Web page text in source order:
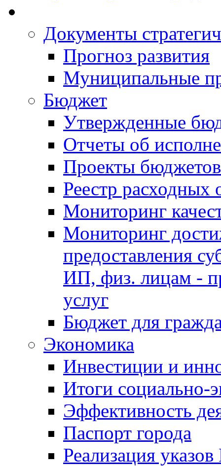
Документы
Прогноз развития
Муниципальные
Бюджет
Утвержденные
Отчеты об
Проекты бюджетов
Реестр расходных
Мониторинг
Мониторинг
предоставления
ИП, физ. лицам -
услуг
Бюджет для
Экономика
Инвестиции и
Итоги социально-
Эффективность
Паспорт города
Реализация